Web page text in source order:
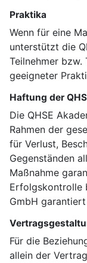
Praktika
Wenn für eine
unterstützt die
Teilnehmer bzw.
geeigneter
Haftung der
Die QHSE
Rahmen der
für Verlust,
Gegenständen
Maßnahme
Erfolgskontrolle
GmbH
Für die
allein der